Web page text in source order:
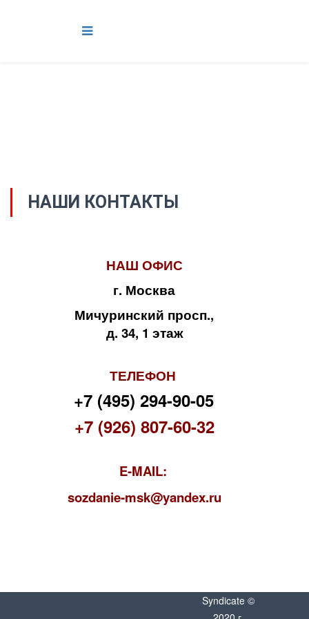
НАШИ КОНТАКТЫ
НАШ ОФИС
г. Москва
Мичуринский просп.,
д. 34, 1 этаж
ТЕЛЕФОН
+7 (495) 294-90-05
+7 (926) 807-60-32
E-MAIL:
sozdanie-msk@yandex.ru
Syndicate ©